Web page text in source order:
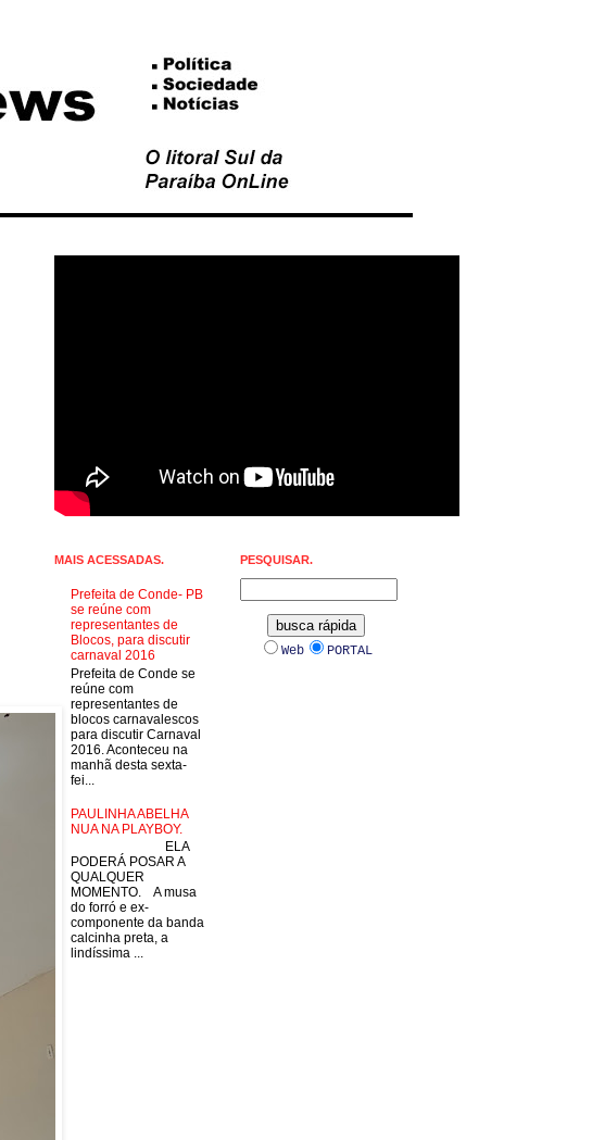
MAIS ACESSADAS.
Prefeita de Conde- PB
se reúne com
representantes de
Blocos, para discutir
carnaval 2016
Prefeita de Conde se
reúne com
representantes de
blocos carnavalescos
para discutir Carnaval
2016. Aconteceu na
manhã desta sexta-
fei...
PAULINHA ABELHA
NUA NA PLAYBOY.
ELA
PODERÁ POSAR A
QUALQUER
MOMENTO. A musa
do forró e ex-
componente da banda
calcinha preta, a
lindíssima ...
PESQUISAR.
Web PORTAL